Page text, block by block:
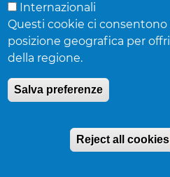
Over Accuride
Accuride Corporation is
leverancier van wielen,
systemen rondom het
wereldwijde
hoofdkantoor staat in
De producten van het
Internazionali
Questi cookie ci consentono
posizione geografica per
della regione.
Salva preferenze
Reject all cookies